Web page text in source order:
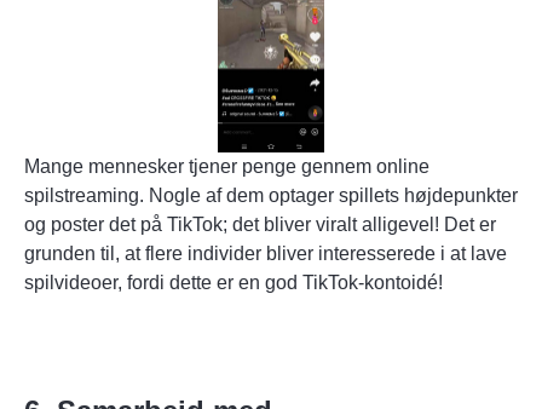
Mange mennesker tjener penge gennem online
spilstreaming. Nogle af dem optager spillets højdepunkter
og poster det på TikTok; det bliver viraltalligevel! Det er
grunden til, at flere individer bliver interesserede i at lave
spilvideoer, fordi dette er en god TikTok-kontoidé!